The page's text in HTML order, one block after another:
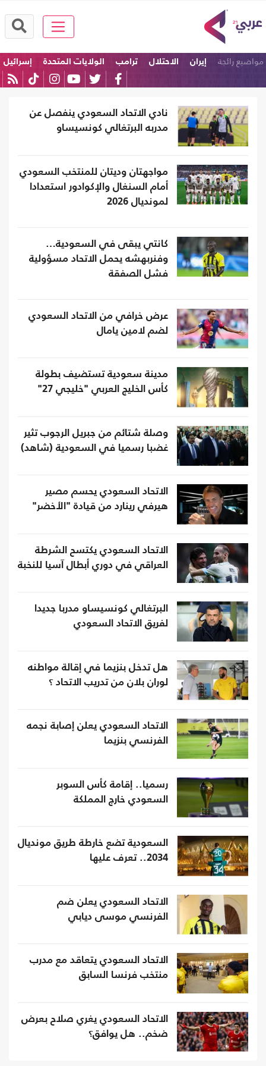
مواضيع رائجة إيران الاحتلال ترامب الولايات المتحدة
إسرائيل
نادي الاتحاد السعودي ينفصل عن
مدربه البرتغالي كونسيساو
مواجهتان وديتان للمنتخب السعودي
أمام السنغال والإكوادور استعدادا
لمونديال 2026
كانتي يبقى في السعودية…
وفنربهشه يحمل الاتحاد مسؤولية
فشل الصفقة
عرض خرافي من الاتحاد السعودي
لضم لامين يامال
مدينة سعودية تستضيف بطولة
كأس الخليج العربي "خليجي 27"
وصلة شتائم من جبريل الرجوب تثير
غضبا رسميا في السعودية (شاهد)
الاتحاد السعودي يحسم مصير
هيرفي رينارد من قيادة "الأخضر"
الاتحاد السعودي يكتسح الشرطة
العراقي في دوري أبطال آسيا للنخبة
البرتغالي كونسيساو مدربا جديدا
لفريق الاتحاد السعودي
هل تدخل بنزيما في إقالة مواطنه
لوران بلان من تدريب الاتحاد ؟
الاتحاد السعودي يعلن إصابة نجمه
الفرنسي بنزيما
رسميا.. إقامة كأس السوبر
السعودي خارج المملكة
السعودية تضع خارطة طريق مونديال
2034.. تعرف عليها
الاتحاد السعودي يعلن ضم
الفرنسي موسى ديابي
الاتحاد السعودي يتعاقد مع مدرب
منتخب فرنسا السابق
الاتحاد السعودي يغري صلاح بعرض
ضخم.. هل يوافق؟